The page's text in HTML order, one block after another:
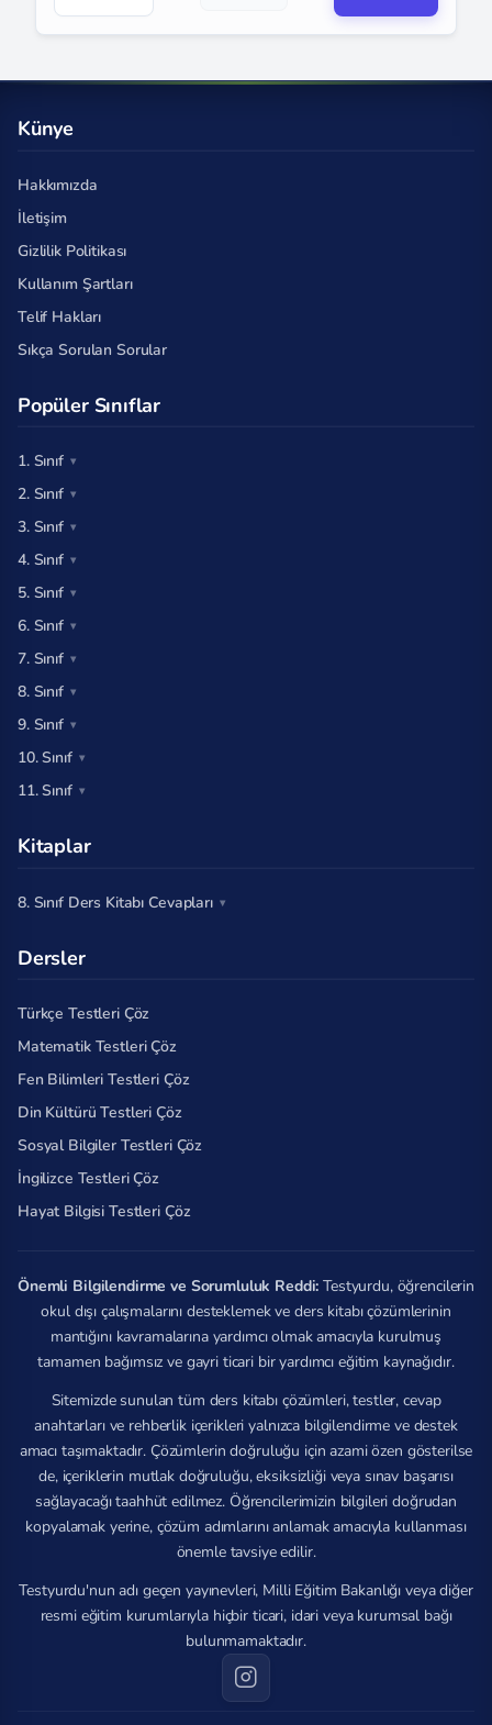
Künye
Hakkımızda
İletişim
Gizlilik Politikası
Kullanım Şartları
Telif Hakları
Sıkça Sorulan Sorular
Popüler Sınıflar
1. Sınıf
2. Sınıf
3. Sınıf
4. Sınıf
5. Sınıf
6. Sınıf
7. Sınıf
8. Sınıf
9. Sınıf
10. Sınıf
11. Sınıf
Kitaplar
8. Sınıf Ders Kitabı Cevapları
Dersler
Türkçe Testleri Çöz
Matematik Testleri Çöz
Fen Bilimleri Testleri Çöz
Din Kültürü Testleri Çöz
Sosyal Bilgiler Testleri Çöz
İngilizce Testleri Çöz
Hayat Bilgisi Testleri Çöz
Önemli Bilgilendirme ve Sorumluluk Reddi: Testyurdu, öğrencilerin
okul dışı çalışmalarını desteklemek ve ders kitabı çözümlerinin
mantığını kavramalarına yardımcı olmak amacıyla kurulmuş
tamamen bağımsız ve gayri ticari bir yardımcı eğitim kaynağıdır.
Sitemizde sunulan tüm ders kitabı çözümleri, testler, cevap
anahtarları ve rehberlik içerikleri yalnızca bilgilendirme ve destek
amacı taşımaktadır. Çözümlerin doğruluğu için azami özen gösterilse
de, içeriklerin mutlak doğruluğu, eksiksizliği veya sınav başarısı
sağlayacağı taahhüt edilmez. Öğrencilerimizin bilgileri doğrudan
kopyalamak yerine, çözüm adımlarını anlamak amacıyla kullanması
önemle tavsiye edilir.
Testyurdu'nun adı geçen yayınevleri, Milli Eğitim Bakanlığı veya diğer
resmi eğitim kurumlarıyla hiçbir ticari, idari veya kurumsal bağı
bulunmamaktadır.